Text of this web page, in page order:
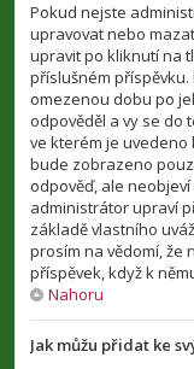
Pokud nejste
upravovat nebo
upravit po kliknutí na
příslušném
omezenou dobu po
odpověděl a vy se do
ve kterém je uvedeno
bude zobrazeno
odpověď, ale
administrátor upraví
základě vlastního
prosím na vědomí, že
příspěvek, když k
Nahoru
Jak můžu přidat ke